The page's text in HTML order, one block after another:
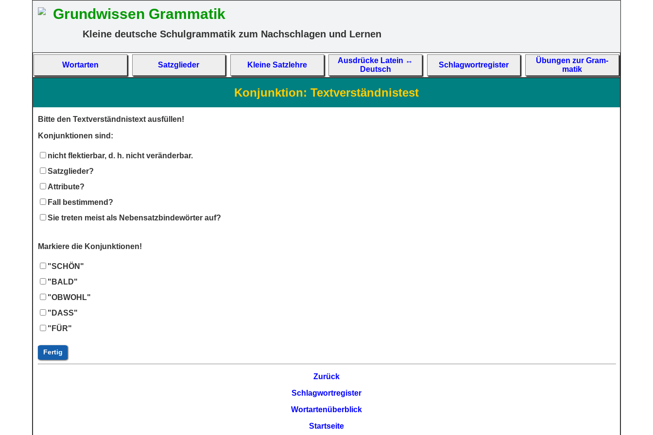
Grundwissen Grammatik
Kleine deutsche Schulgrammatik zum Nachschlagen und Lernen
Wort­arten Satz­glieder Kleine Satz­lehre
Aus­drücke La­tein ↔
Deutsch
Schlag­wort­re­gis­ter
Übun­gen zur Gram­
matik
Konjunktion: Textverständnistest
Bitte den Textverständnistext ausfüllen!
Konjunktionen sind:
nicht flektierbar, d. h. nicht veränderbar.
Satzglieder?
Attribute?
Fall bestimmend?
Sie treten meist als Nebensatzbindewörter auf?
Markiere die Konjunktionen!
"SCHÖN"
"BALD"
"OBWOHL"
"DASS"
"FÜR"
Fertig
Zurück
Schlagwortregister
Wortartenüberblick
Startseite